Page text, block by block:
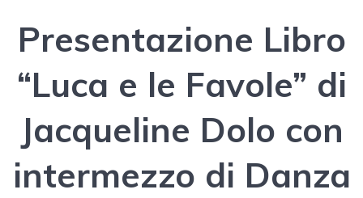
Presentazione Libro
“Luca e le Favole” di
Jacqueline Dolo con
intermezzo di Danza